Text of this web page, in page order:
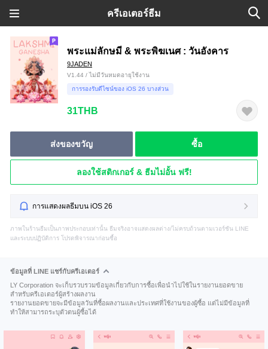
ครีเอเตอร์ธีม
พระแม่ลักษมี & พระพิฆเนศ : วันอังคาร
9JADEN
V1.44 / ไม่มีวันหมดอายุใช้งาน
การรองรับดีไซน์ของ iOS 26 บางส่วน
31THB
ส่งของขวัญ ซื้อ
ลองใช้สติกเกอร์ & ธีมไม่อั้น ฟรี!
การแสดงผลธีมบน iOS 26
ภาพในร้านธีมเป็นภาพประกอบเท่านั้น ธีมจริงอาจแสดงผลต่าง/ไม่ครบถ้วนตามเวอร์ชัน LINE
และระบบปฏิบัติการ โปรดพิจารณาก่อนซื้อ
ข้อมูลที่ LINE แชร์กับครีเอเตอร์
LY Corporation จะเก็บรวบรวมข้อมูลเกี่ยวกับการซื้อเพื่อนำไปใช้ในรายงานยอดขาย
สำหรับครีเอเตอร์ผู้สร้างผลงาน
รายงานยอดขายจะมีข้อมูลวันที่ซื้อผลงานและประเทศที่ใช้งานของผู้ซื้อ แต่ไม่มีข้อมูลที่
ทำให้สามารถระบุตัวตนผู้ซื้อได้